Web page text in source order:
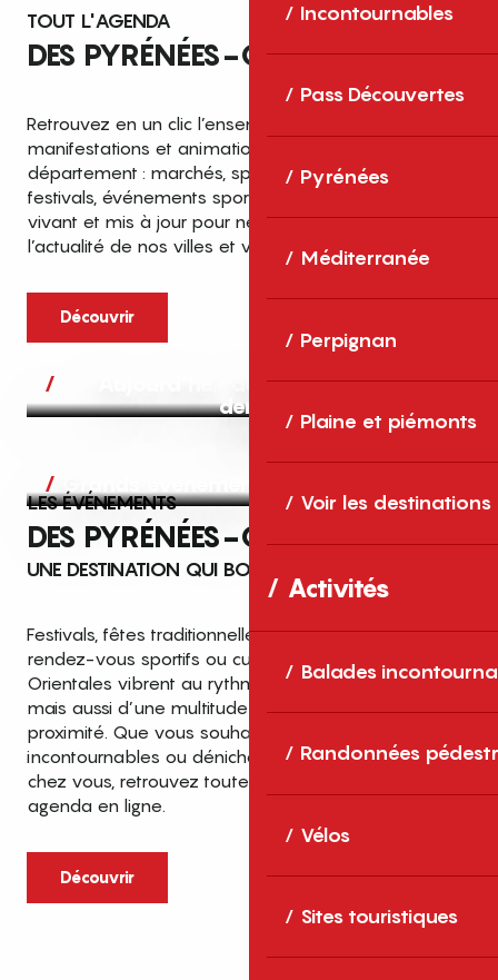
Incontournables
Pass Découvertes
Pyrénées
Méditerranée
Perpignan
Plaine et piémonts
Voir les destinations
Activités
Balades
Randonnées
Vélos
Sites touristiques
TOUT L'AGENDA
DES PYRÉNÉES-ORIENTALES
Retrouvez en un clic l’ensemble des fêtes,
manifestations et animations recensées dans le
département : marchés, spectacles, expositions,
festivals, événements sportifs et culturels… un agenda
vivant et mis à jour pour ne rien manquer de
l’actualité de nos villes et villages.
Découvrir
Aujourd’hui, demain et après-
demain
Grands événements
LES ÉVÉNEMENTS
DES PYRÉNÉES-ORIENTALES
UNE DESTINATION QUI BOUGE TOUTE L’ANNÉE
Festivals, fêtes traditionnelles, concerts, expositions,
rendez-vous sportifs ou culturels… les Pyrénées-
Orientales vibrent au rythme de grands temps forts
mais aussi d’une multitude d’événements de
proximité. Que vous souhaitiez vivre les
incontournables ou dénicher des sorties près de
chez vous, retrouvez toutes les infos dans notre
agenda en ligne.
Découvrir
Top des événements et sorties
en famille
cet été dans les Pyrénées-Orientales
Entre mer Méditerranée, villages de
caractère et grands espaces naturels, les
Pyrénées-Orientales sont une destination
idéale pour partager des moments en
famille tout au long...